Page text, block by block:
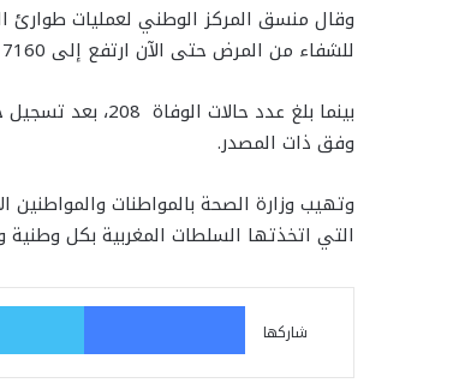
وقال منسق المركز الوطني لعمليات طوارئ
للشفاء من المرض حتى الآن ارتفع إلى 7160 بعد تسجيل 329 حالة شفاء إضافية خلال الفترة الزمنية المذكورة.
وفق ذات المصدر.
وتهيب وزارة الصحة بالمواطنات والمواطنين
التي اتخذتها السلطات المغربية بكل
شاركها
فيسبوك